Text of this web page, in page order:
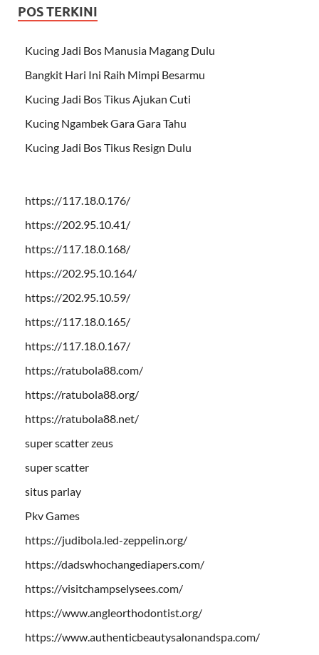
POS TERKINI
Kucing Jadi Bos Manusia Magang Dulu
Bangkit Hari Ini Raih Mimpi Besarmu
Kucing Jadi Bos Tikus Ajukan Cuti
Kucing Ngambek Gara Gara Tahu
Kucing Jadi Bos Tikus Resign Dulu
https://117.18.0.176/
https://202.95.10.41/
https://117.18.0.168/
https://202.95.10.164/
https://202.95.10.59/
https://117.18.0.165/
https://117.18.0.167/
https://ratubola88.com/
https://ratubola88.org/
https://ratubola88.net/
super scatter zeus
super scatter
situs parlay
Pkv Games
https://judibola.led-zeppelin.org/
https://dadswhochangediapers.com/
https://visitchampselysees.com/
https://www.angleorthodontist.org/
https://www.authenticbeautysalonandspa.com/